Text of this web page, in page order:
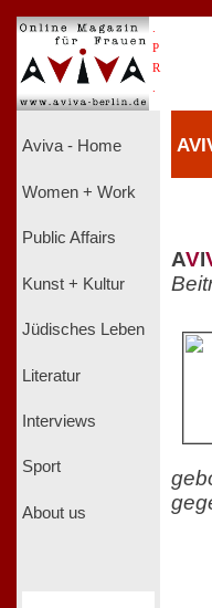
P
R
Aviva - Home
Women + Work
Public Affairs
Kunst + Kultur
Jüdisches Leben
Literatur
Interviews
Sport
About us
AVI